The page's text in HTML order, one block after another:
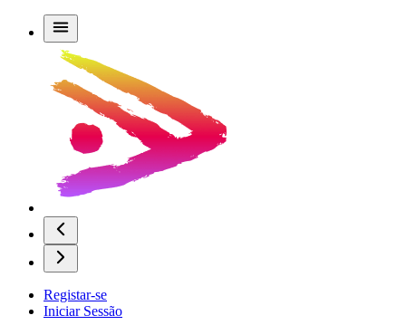
Registar-se
Iniciar Sessão